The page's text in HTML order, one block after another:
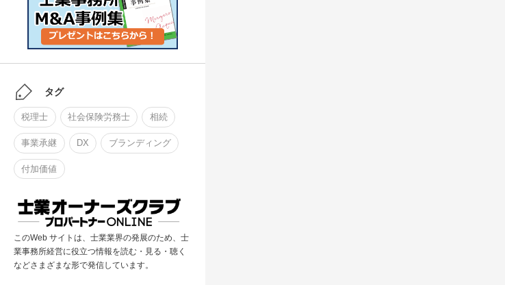
タグ
税理士 社会保険労務士 相続
事業承継 DX ブランディング
付加価値
このWeb サイトは、士業業界の発展のため、士
業事務所経営に役立つ情報を読む・見る・聴く
などさまざまな形で発信しています。